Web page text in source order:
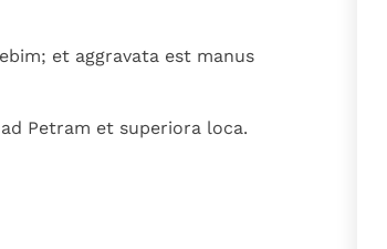
et aggravata est manus
Petram et superiora loca.